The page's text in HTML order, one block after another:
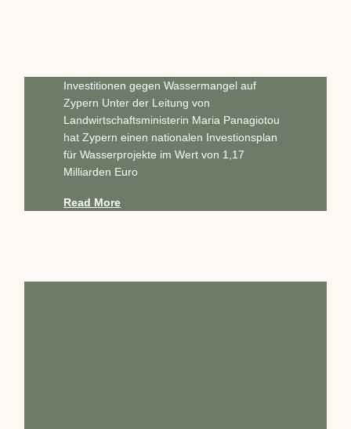
Investitionen gegen Wassermangel auf
Zypern Unter der Leitung von
Landwirtschaftsministerin Maria Panagiotou
hat Zypern einen nationalen Investionsplan
für Wasserprojekte im Wert von 1,17
Milliarden Euro
Read More